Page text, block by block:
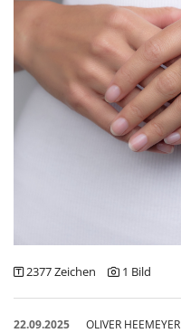
2377 Zeichen 1 Bild
22.09.2025 OLIVER HEEMEYER